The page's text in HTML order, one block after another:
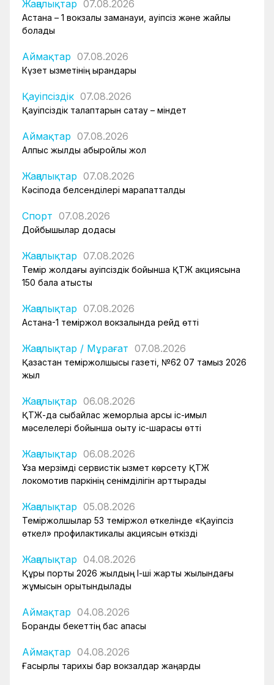
Жаңалықтар 07.08.2026
Астана – 1 вокзалы заманауи, қауіпсіз және жайлы
болады
Аймақтар 07.08.2026
Күзет қызметінің қырандары
Қауіпсіздік 07.08.2026
Қауіпсіздік талаптарын сақтау – міндет
Аймақтар 07.08.2026
Алпыс жылдық абыройлы жол
Жаңалықтар 07.08.2026
Кәсіподақ белсенділері марапатталды
Спорт 07.08.2026
Дойбышылар додасы
Жаңалықтар 07.08.2026
Темір жолдағы қауіпсіздік бойынша ҚТЖ акциясына
150 бала қатысты
Жаңалықтар 07.08.2026
Астана-1 теміржол вокзалында рейд өтті
Жаңалықтар / Мұрағат 07.08.2026
Қазақстан теміржолшысы газеті, №62 07 тамыз 2026
жыл
Жаңалықтар 06.08.2026
ҚТЖ-да сыбайлас жемқорлыққа қарсы іс-қимыл
мәселелері бойынша оқыту іс-шарасы өтті
Жаңалықтар 06.08.2026
Ұзақ мерзімді сервистік қызмет көрсету ҚТЖ
локомотив паркінің сенімділігін арттырады
Жаңалықтар 05.08.2026
Теміржолшылар 53 теміржол өткелінде «Қауіпсіз
өткел» профилактикалық акциясын өткізді
Жаңалықтар 04.08.2026
Құрық порты 2026 жылдың І-ші жарты жылындағы
жұмысын қорытындылады
Аймақтар 04.08.2026
Боранды бекеттің бас қақпасы
Аймақтар 04.08.2026
Ғасырлық тарихы бар вокзалдар жаңарды